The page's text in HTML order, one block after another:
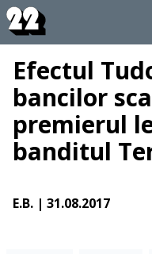
​Efectul
bancilor
premierul
banditul
E.B. | 31.08.2017